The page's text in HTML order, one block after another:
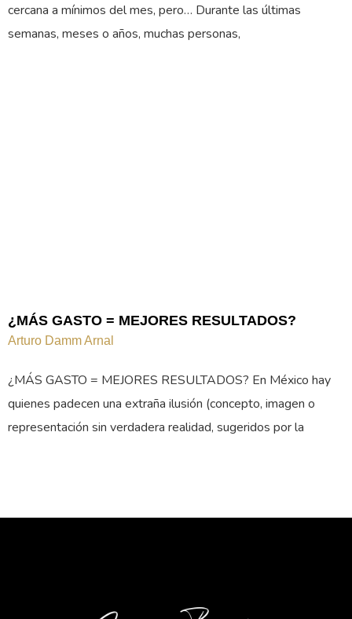
cercana a mínimos del mes, pero… Durante las últimas
semanas, meses o años, muchas personas,
¿MÁS GASTO = MEJORES RESULTADOS?
Arturo Damm Arnal
¿MÁS GASTO = MEJORES RESULTADOS? En México hay
quienes padecen una extraña ilusión (concepto, imagen o
representación sin verdadera realidad, sugeridos por la